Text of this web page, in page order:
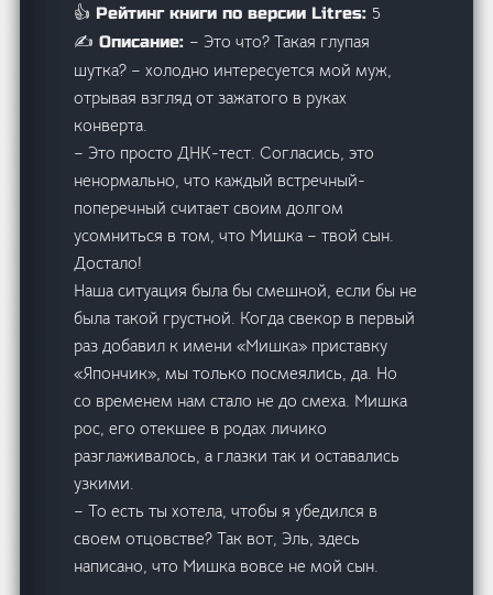
👍 Рейтинг книги по версии Litres: 5
✍️ Описание: – Это что? Такая глупая
шутка? – холодно интересуется мой муж,
отрывая взгляд от зажатого в руках
конверта.
– Это просто ДНК-тест. Согласись, это
ненормально, что каждый встречный-
поперечный считает своим долгом
усомниться в том, что Мишка – твой сын.
Достало!
Наша ситуация была бы смешной, если бы не
была такой грустной. Когда свекор в первый
раз добавил к имени «Мишка» приставку
«Япончик», мы только посмеялись, да. Но
со временем нам стало не до смеха. Мишка
рос, его отекшее в родах личико
разглаживалось, а глазки так и оставались
узкими.
– То есть ты хотела, чтобы я убедился в
своем отцовстве? Так вот, Эль, здесь
написано, что Мишка вовсе не мой сын.